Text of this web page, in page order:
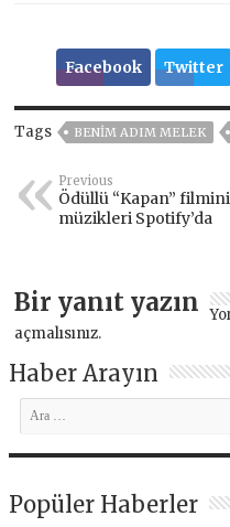
Facebook Twitter
Tags BENIM ADIM MELEK
Previous
Ödüllü “Kapan”
müzikleri Spotify’da
Bir yanıt yazın
açmalısınız.
Haber Arayın
Popüler Haberler